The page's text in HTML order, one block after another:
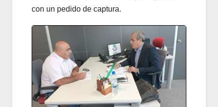
con un pedido de captura.